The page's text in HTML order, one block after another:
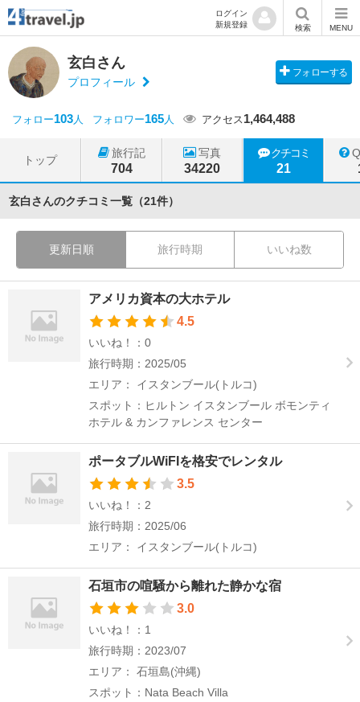
ログイン
新規登録
検索 MENU
玄白さん
プロフィール
フォローする
フォロー103人 フォロワー165人 アクセス1,464,488
トップ
旅行記
704
写真
34220
クチコミ
21
玄白さんのクチコミ一覧（21件）
更新日順 旅行時期 いいね数
アメリカ資本の大ホテル
4.5
いいね！：0
旅行時期：2025/05
エリア： イスタンブール(トルコ)
スポット：ヒルトン イスタンブール ボモンティ
ホテル & カンファレンス センター
ポータブルWiFIを格安でレンタル
3.5
いいね！：2
旅行時期：2025/06
エリア： イスタンブール(トルコ)
石垣市の喧騒から離れた静かな宿
3.0
いいね！：1
旅行時期：2023/07
エリア： 石垣島(沖縄)
スポット：Nata Beach Villa